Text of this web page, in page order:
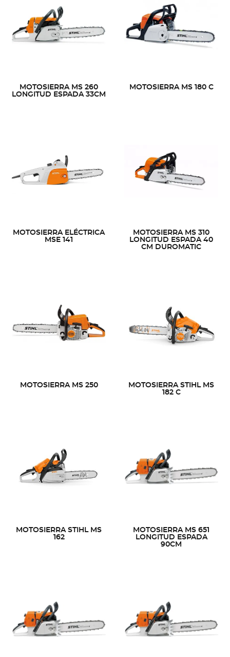
MOTOSIERRA MS 260
LONGITUD ESPADA 33CM
MOTOSIERRA MS 180 C
MOTOSIERRA ELÉCTRICA
MSE 141
MOTOSIERRA MS 310
LONGITUD ESPADA 40
CM DUROMATIC
MOTOSIERRA MS 250
MOTOSIERRA STIHL MS
182 C
MOTOSIERRA STIHL MS
162
MOTOSIERRA MS 651
LONGITUD ESPADA
90CM